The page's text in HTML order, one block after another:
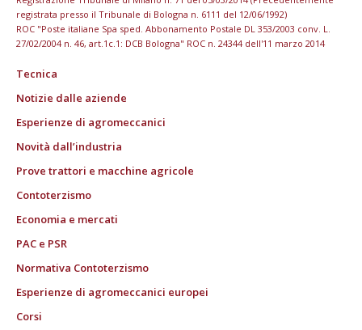
registrata presso il Tribunale di Bologna n. 6111 del 12/06/1992)
ROC "Poste italiane Spa sped. Abbonamento Postale DL 353/2003 conv. L.
27/02/2004 n. 46, art.1c.1: DCB Bologna" ROC n. 24344 dell'11 marzo 2014
Tecnica
Notizie dalle aziende
Esperienze di agromeccanici
Novità dall’industria
Prove trattori e macchine agricole
Contoterzismo
Economia e mercati
PAC e PSR
Normativa Contoterzismo
Esperienze di agromeccanici europei
Corsi